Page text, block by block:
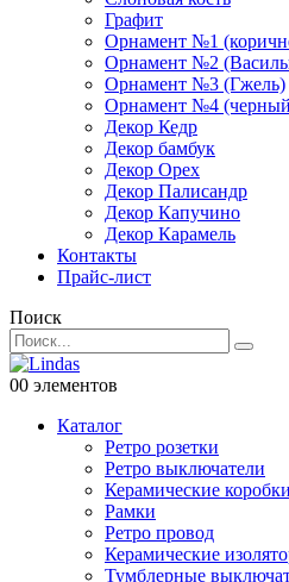
Графит
Орнамент №1
Орнамент №2
Орнамент №3 (Гжель)
Орнамент №4
Декор Кедр
Декор бамбук
Декор Орех
Декор Палисандр
Декор Капучино
Декор Карамель
Контакты
Прайс-лист
Поиск
00 элементов
Каталог
Ретро розетки
Ретро выключатели
Керамические коробки
Рамки
Ретро провод
Керамические
Тумблерные